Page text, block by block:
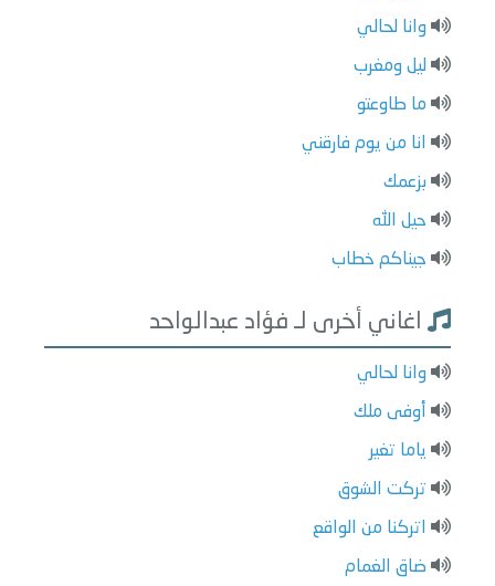
وانا لحالي
ليل ومغرب
ما طاوعتو
انا من يوم فارقني
بزعمك
حيل الله
جيناكم خطاب
اغاني أخرى لـ فؤاد عبدالواحد
وانا لحالي
أوفى ملك
ياما تغير
تركت الشوق
اتركنا من الواقع
ضاق الغمام